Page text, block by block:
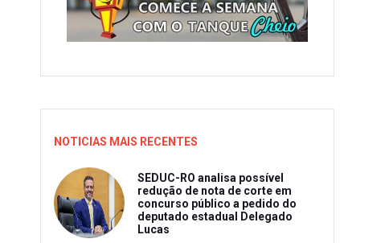
NOTICIAS MAIS RECENTES
SEDUC-RO analisa possível
redução de nota de corte em
concurso público a pedido do
deputado estadual Delegado
Lucas